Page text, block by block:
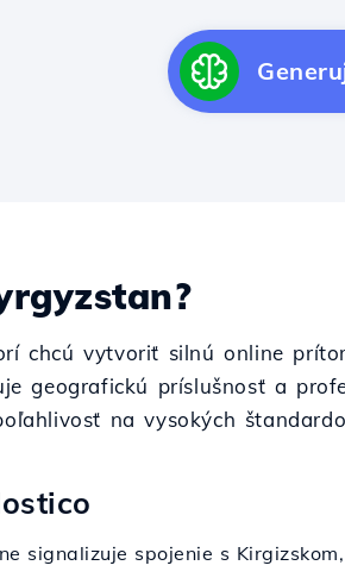
chcú vytvoriť silnú online
geografickú príslušnosť a
na vysokých
signalizuje spojenie s